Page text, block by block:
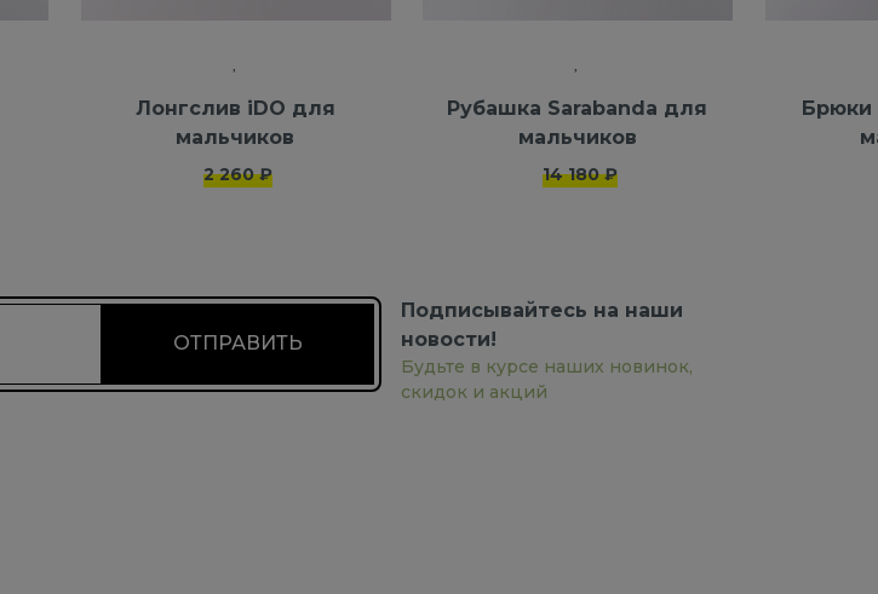
Лонгслив iDO для
мальчиков
2 260 ₽
Рубашка Sarabanda для
мальчиков
14 180 ₽
Брюки
Подписывайтесь на наши
новости!
Будьте в курсе наших новинок,
скидок и акций